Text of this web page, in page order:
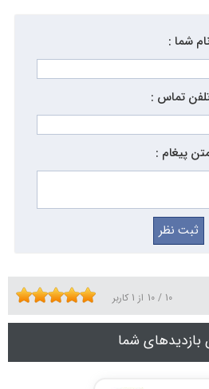
شما :
تماس :
پیغام :
10 / 10 از 1 کاربر
بازدیدهای شما